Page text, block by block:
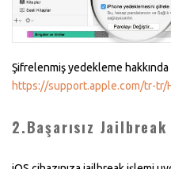
Şifrelenmiş yedekleme
https://support.apple.com/tr-tr/
2.Başarısız